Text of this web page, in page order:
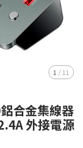
1 / 11
合金集線器
外接電源